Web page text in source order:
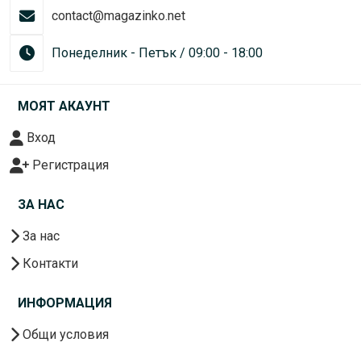
contact@magazinko.net
Понеделник - Петък / 09:00 - 18:00
МОЯТ АКАУНТ
Вход
Регистрация
ЗА НАС
За нас
Контакти
ИНФОРМАЦИЯ
Общи условия